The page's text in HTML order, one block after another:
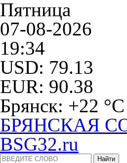
Пятница
07-08-2026
19:34
USD: 79.13
EUR: 90.38
Брянск: +22 °С
БРЯНСКАЯ
BSG32.ru